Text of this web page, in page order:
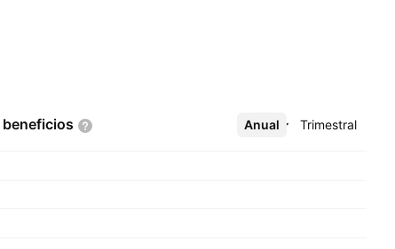
beneficios Anual Trimestral
Más